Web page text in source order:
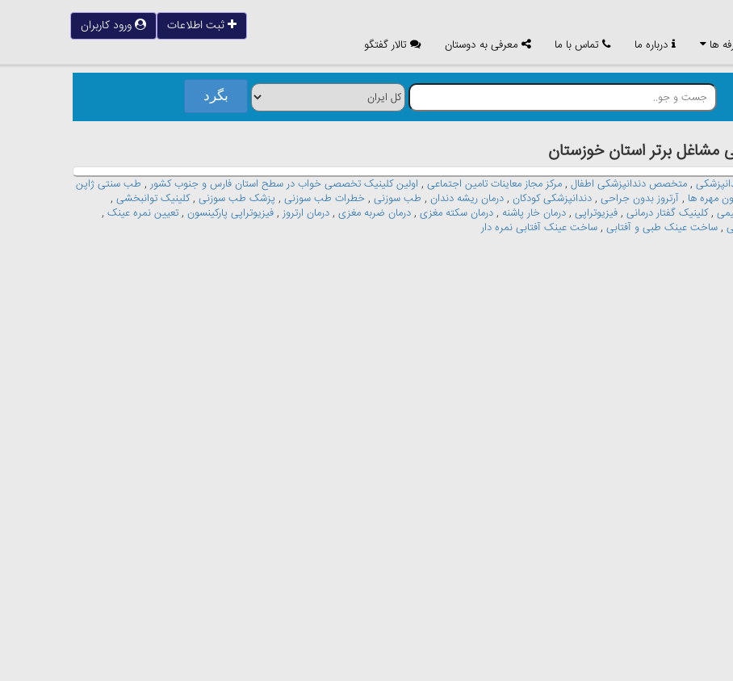
ها درباره ما تماس با ما معرفی به دوستان تالار گفتگو
ثبت اطلاعات ورود کاربران
برتر استان خوزستان
, متخصص دندانپزشکی اطفال , مرکز مجاز معاینات تامین اجتماعی , اولین کلینیک تخصصی خواب در سطح استان فارس و جنوب کشور , طب سنتی ژاپن
مهره ها , آرتروز بدون جراحی , دندانپزشکی کودکان , درمان ریشه دندان , طب سوزنی , خطرات طب سوزنی , پزشک طب سوزنی ,کلینیک توانبخشی ,
,کلینیک گفتار درمانی , فیزیوتراپی , درمان خار پاشنه , درمان سکته مغزی , درمان ضربه مغزی , درمان ارتروز , فیزیوتراپی پارکینسون , تعیین نمره عینک ,
, ساخت عینک طبی و آفتابی , ساخت عینک آفتابی نمره دار